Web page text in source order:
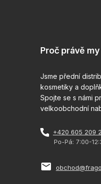
Proč právě my
Jsme přední
kosmetiky a
Spojte se s námi
velkoobchodní
+420 605 209
Po-Pá: 7:00-